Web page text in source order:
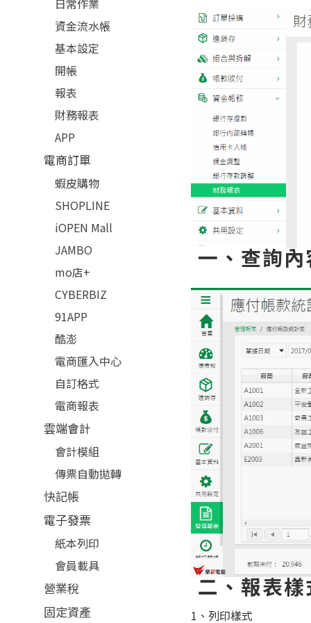
日常作業
資金流水帳
基本設定
開帳
報表
財務報表
APP
電商訂單
蝦皮購物
SHOPLINE
iOPEN Mall
JAMBO
mo店+
CYBERBIZ
91APP
酷澎
電商匯入中心
自訂格式
電商報表
雲端會計
會計模組
傳票自動拋轉
快記帳
電子發票
紙本列印
會員載具
營業稅
固定資產
一、查詢
二、報表
1、列印樣式